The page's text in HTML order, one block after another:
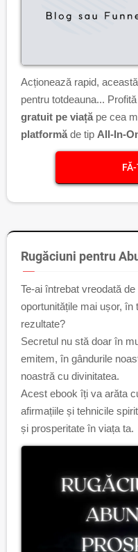
Acționează rapid,
pentru totdeauna...
gratuit pe viață pe cea
platformă de tip All-In-
Rugăciuni pentru
Te-ai întrebat vreodată
oportunitățile mai ușor, în
rezultate?
Secretul nu stă doar în
emitem, în gândurile
noastră cu divinitatea.
Acest ebook îți va arăta
afirmațiile și tehnicile
și prosperitate în viața ta.